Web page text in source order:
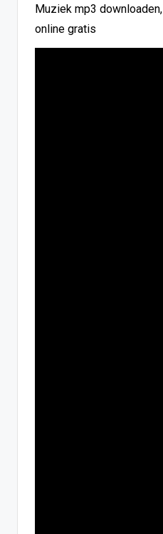
Muziek mp3
online gratis